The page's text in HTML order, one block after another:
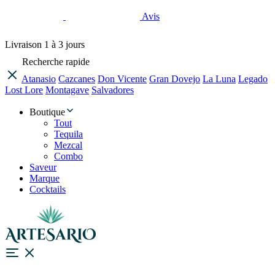
Avis
Livraison 1 à 3 jours
Recherche rapide
Atanasio Cazcanes Don Vicente Gran Dovejo La Luna Legado
Lost Lore Montagave Salvadores
Boutique
Tout
Tequila
Mezcal
Combo
Saveur
Marque
Cocktails